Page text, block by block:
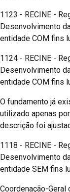
1123 - RECINE -
Desenvolvimento
entidade COM fins
1124 - RECINE -
Desenvolvimento
entidade COM fins
O fundamento já
utilizado apenas
descrição foi
1118 - RECINE -
Desenvolvimento
entidade SEM fins
Coordenação-Geral